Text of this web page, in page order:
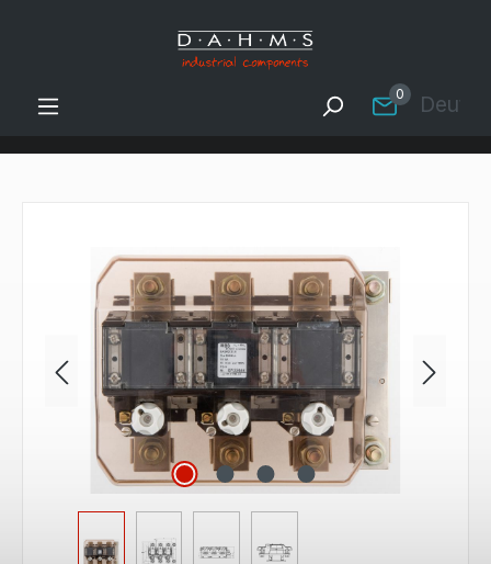
Zum Hauptinhalt springen
0
Bildergalerie überspringen